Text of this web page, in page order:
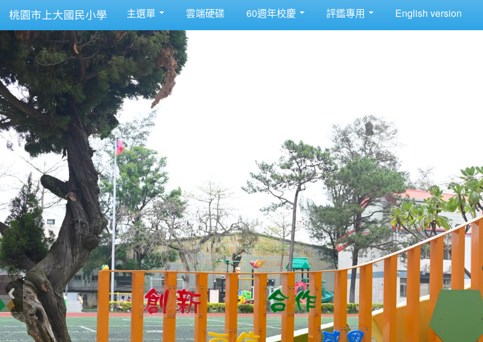
桃園市上大國民小學 主選單 雲端硬碟 60週年校慶 評鑑專用 English version